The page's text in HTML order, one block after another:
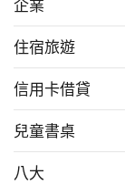
企業
住宿旅遊
信用卡借貸
兒童書桌
八大